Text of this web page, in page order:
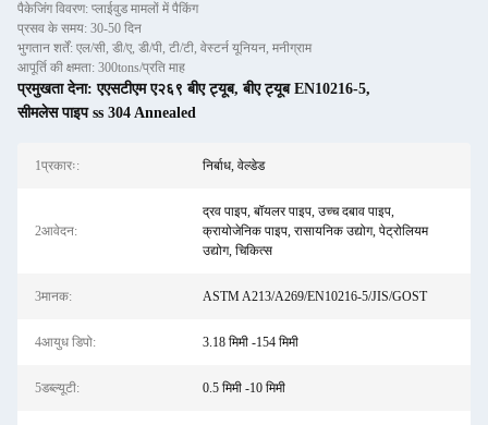
पैकेजिंग विवरण: प्लाईवुड मामलों में पैकिंग
प्रसव के समय: 30-50 दिन
भुगतान शर्तें: एल/सी, डी/ए, डी/पी, टी/टी, वेस्टर्न यूनियन, मनीग्राम
आपूर्ति की क्षमता: 300tons/प्रति माह
प्रमुखता देना:एएसटीएम ए२६९ बीए ट्यूब,बीए ट्यूब EN10216-5,
सीमलेस पाइप ss 304 Annealed
1प्रकारः: निर्बाध, वेल्डेड
2आवेदन:
द्रव पाइप, बॉयलर पाइप, उच्च दबाव पाइप,
क्रायोजेनिक पाइप, रासायनिक उद्योग, पेट्रोलियम
उद्योग, चिकित्स
3मानक: ASTM A213/A269/EN10216-5/JIS/GOST
4आयुध डिपो: 3.18 मिमी -154 मिमी
5डब्ल्यूटी: 0.5 मिमी -10 मिमी